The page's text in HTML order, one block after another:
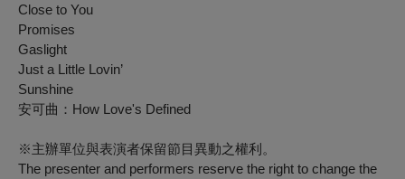
Close to You
Promises
Gaslight
Just a Little Lovin’
Sunshine
安可曲：How Love's Defined
※主辦單位與表演者保留節目異動之權利。
The presenter and performers reserve the right to change the